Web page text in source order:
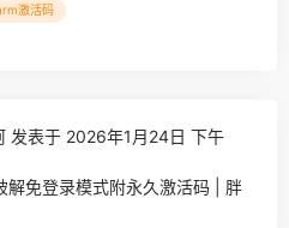
激活码
发表于 2026年1月24日 下午
免登录模式附永久激活码 | 胖